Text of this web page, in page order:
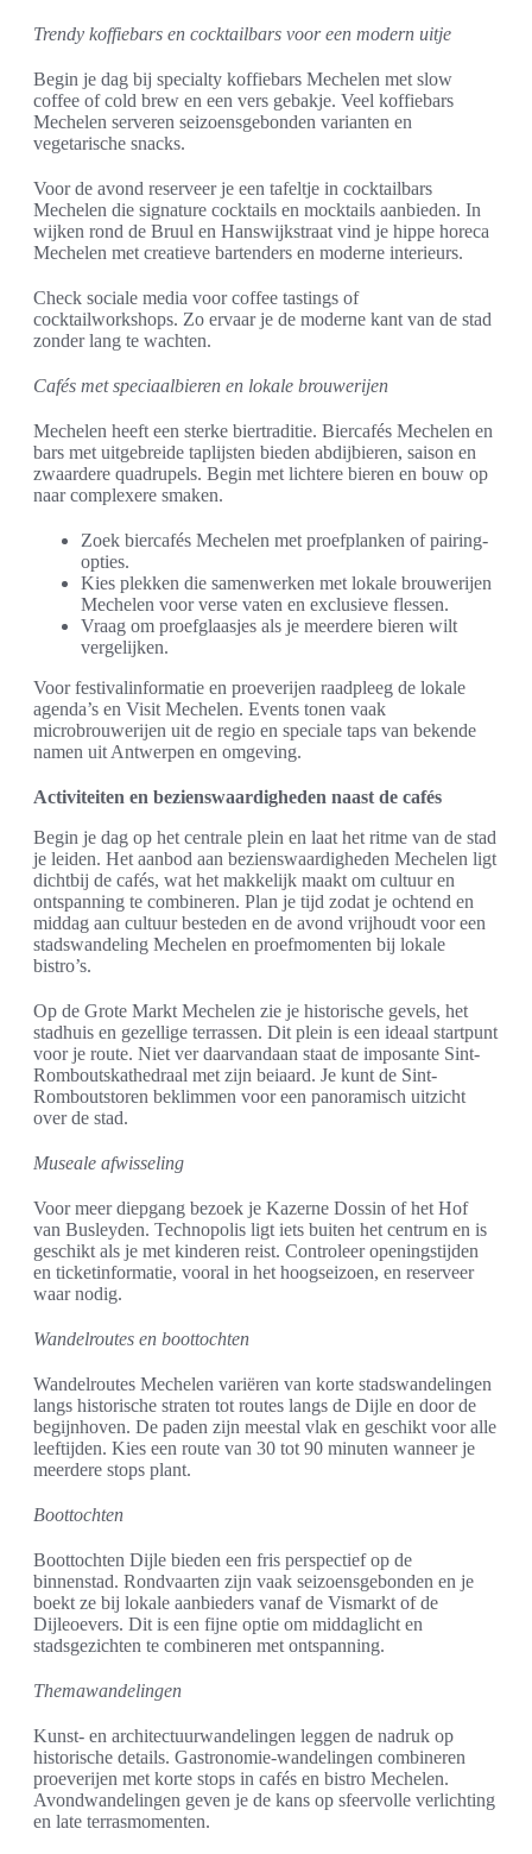
Trendy koffiebars en cocktailbars voor een modern uitje
Begin je dag bij specialty koffiebars Mechelen met slow
coffee of cold brew en een vers gebakje. Veel koffiebars
Mechelen serveren seizoensgebonden varianten en
vegetarische snacks.
Voor de avond reserveer je een tafeltje in cocktailbars
Mechelen die signature cocktails en mocktails aanbieden. In
wijken rond de Bruul en Hanswijkstraat vind je hippe horeca
Mechelen met creatieve bartenders en moderne interieurs.
Check sociale media voor coffee tastings of
cocktailworkshops. Zo ervaar je de moderne kant van de stad
zonder lang te wachten.
Cafés met speciaalbieren en lokale brouwerijen
Mechelen heeft een sterke biertraditie. Biercafés Mechelen en
bars met uitgebreide taplijsten bieden abdijbieren, saison en
zwaardere quadrupels. Begin met lichtere bieren en bouw op
naar complexere smaken.
Zoek biercafés Mechelen met proefplanken of pairing-
opties.
Kies plekken die samenwerken met lokale brouwerijen
Mechelen voor verse vaten en exclusieve flessen.
Vraag om proefglaasjes als je meerdere bieren wilt
vergelijken.
Voor festivalinformatie en proeverijen raadpleeg de lokale
agenda’s en Visit Mechelen. Events tonen vaak
microbrouwerijen uit de regio en speciale taps van bekende
namen uit Antwerpen en omgeving.
Activiteiten en bezienswaardigheden naast de cafés
Begin je dag op het centrale plein en laat het ritme van de stad
je leiden. Het aanbod aan bezienswaardigheden Mechelen ligt
dichtbij de cafés, wat het makkelijk maakt om cultuur en
ontspanning te combineren. Plan je tijd zodat je ochtend en
middag aan cultuur besteden en de avond vrijhoudt voor een
stadswandeling Mechelen en proefmomenten bij lokale
bistro’s.
Op de Grote Markt Mechelen zie je historische gevels, het
stadhuis en gezellige terrassen. Dit plein is een ideaal startpunt
voor je route. Niet ver daarvandaan staat de imposante Sint-
Romboutskathedraal met zijn beiaard. Je kunt de Sint-
Romboutstoren beklimmen voor een panoramisch uitzicht
over de stad.
Museale afwisseling
Voor meer diepgang bezoek je Kazerne Dossin of het Hof
van Busleyden. Technopolis ligt iets buiten het centrum en is
geschikt als je met kinderen reist. Controleer openingstijden
en ticketinformatie, vooral in het hoogseizoen, en reserveer
waar nodig.
Wandelroutes en boottochten
Wandelroutes Mechelen variëren van korte stadswandelingen
langs historische straten tot routes langs de Dijle en door de
begijnhoven. De paden zijn meestal vlak en geschikt voor alle
leeftijden. Kies een route van 30 tot 90 minuten wanneer je
meerdere stops plant.
Boottochten
Boottochten Dijle bieden een fris perspectief op de
binnenstad. Rondvaarten zijn vaak seizoensgebonden en je
boekt ze bij lokale aanbieders vanaf de Vismarkt of de
Dijleoevers. Dit is een fijne optie om middaglicht en
stadsgezichten te combineren met ontspanning.
Themawandelingen
Kunst- en architectuurwandelingen leggen de nadruk op
historische details. Gastronomie-wandelingen combineren
proeverijen met korte stops in cafés en bistro Mechelen.
Avondwandelingen geven je de kans op sfeervolle verlichting
en late terrasmomenten.